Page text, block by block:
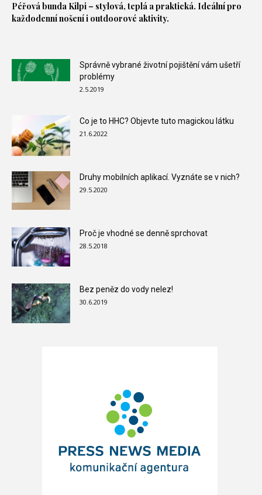
Péřová bunda Kilpi – stylová, teplá a praktická. Ideální pro
každodenní nošení i outdoorové aktivity.
Správně vybrané životní pojištění vám ušetří
problémy
2.5.2019
Co je to HHC? Objevte tuto magickou látku
21.6.2022
Druhy mobilních aplikací. Vyznáte se v nich?
29.5.2020
Proč je vhodné se denně sprchovat
28.5.2018
Bez peněz do vody nelez!
30.6.2019